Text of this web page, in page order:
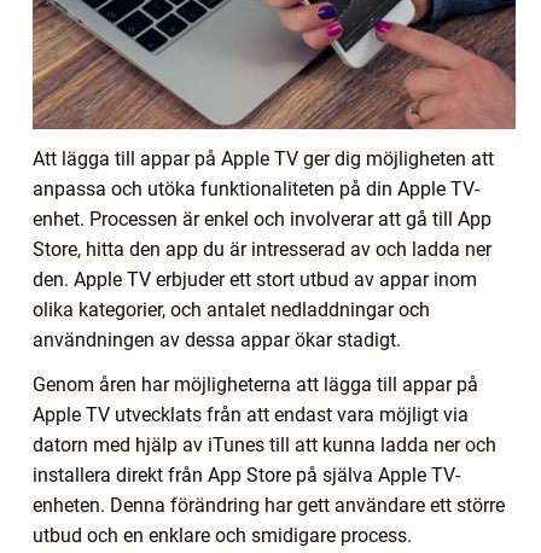
Att lägga till appar på Apple TV ger dig möjligheten att
anpassa och utöka funktionaliteten på din Apple TV-
enhet. Processen är enkel och involverar att gå till App
Store, hitta den app du är intresserad av och ladda ner
den. Apple TV erbjuder ett stort utbud av appar inom
olika kategorier, och antalet nedladdningar och
användningen av dessa appar ökar stadigt.
Genom åren har möjligheterna att lägga till appar på
Apple TV utvecklats från att endast vara möjligt via
datorn med hjälp av iTunes till att kunna ladda ner och
installera direkt från App Store på själva Apple TV-
enheten. Denna förändring har gett användare ett större
utbud och en enklare och smidigare process.